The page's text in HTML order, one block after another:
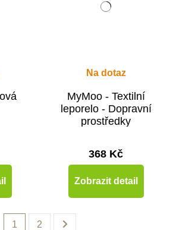
Na dotaz
MyMoo - Textilní
leporelo - Dopravní
prostředky
368 Kč
Zobrazit detail
1 2